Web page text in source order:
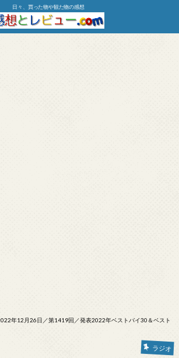
日々、買った物や観た物の感想
年12月26日／第1419回／発表2022年ベストバイ30＆ベスト
ラジオ